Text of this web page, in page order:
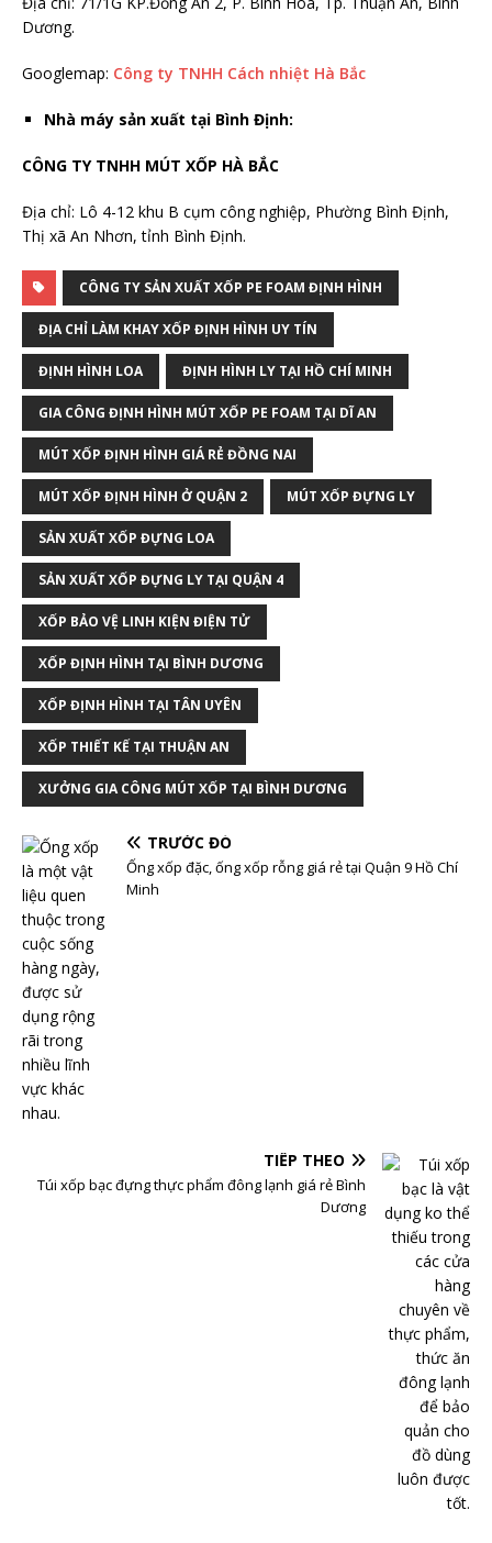
Dương.
Googlemap: Công ty TNHH Cách nhiệt Hà Bắc
Nhà máy sản xuất tại Bình Định:
CÔNG TY TNHH MÚT XỐP HÀ BẮC
Địa chỉ: Lô 4-12 khu B cụm công nghiệp, Phường Bình Định,
Thị xã An Nhơn, tỉnh Bình Định.
CÔNG TY SẢN XUẤT XỐP PE FOAM ĐỊNH HÌNH
ĐỊA CHỈ LÀM KHAY XỐP ĐỊNH HÌNH UY TÍN
ĐỊNH HÌNH LOA ĐỊNH HÌNH LY TẠI HỒ CHÍ MINH
GIA CÔNG ĐỊNH HÌNH MÚT XỐP PE FOAM TẠI DĨ AN
MÚT XỐP ĐỊNH HÌNH GIÁ RẺ ĐỒNG NAI
MÚT XỐP ĐỊNH HÌNH Ở QUẬN 2 MÚT XỐP ĐỰNG LY
SẢN XUẤT XỐP ĐỰNG LOA
SẢN XUẤT XỐP ĐỰNG LY TẠI QUẬN 4
XỐP BẢO VỆ LINH KIỆN ĐIỆN TỬ
XỐP ĐỊNH HÌNH TẠI BÌNH DƯƠNG
XỐP ĐỊNH HÌNH TẠI TÂN UYÊN
XỐP THIẾT KẾ TẠI THUẬN AN
XƯỞNG GIA CÔNG MÚT XỐP TẠI BÌNH DƯƠNG
TRƯỚC ĐÓ
Ống xốp đặc, ống xốp rỗng giá rẻ tại Quận 9 Hồ Chí
Minh
TIẾP THEO
Túi xốp bạc đựng thực phẩm đông lạnh giá rẻ Bình
Dương